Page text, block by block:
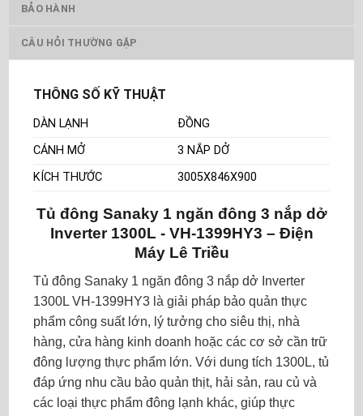
BẢO HÀNH
CÂU HỎI THƯỜNG GẶP
THÔNG SỐ KỸ THUẬT
DÀN LẠNH
ĐỒNG
CÁNH MỞ
3 NẮP DỞ
KÍCH THƯỚC
3005X846X900
Tủ đông Sanaky 1 ngăn đông 3 nắp dở
Inverter 1300L - VH-1399HY3 – Điện
Máy Lê Triều
Tủ đông Sanaky 1 ngăn đông 3 nắp dở Inverter
1300L VH-1399HY3 là giải pháp bảo quản thực
phẩm công suất lớn, lý tưởng cho siêu thị, nhà
hàng, cửa hàng kinh doanh hoặc các cơ sở cần trữ
đông lượng thực phẩm lớn. Với dung tích 1300L, tủ
đáp ứng nhu cầu bảo quản thịt, hải sản, rau củ và
các loại thực phẩm đông lạnh khác, giúp thực